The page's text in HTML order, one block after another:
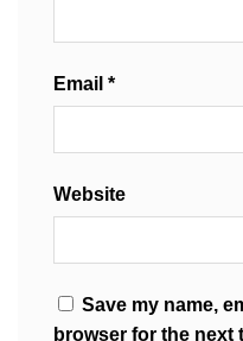
Email *
Website
Save my name,
browser for the next